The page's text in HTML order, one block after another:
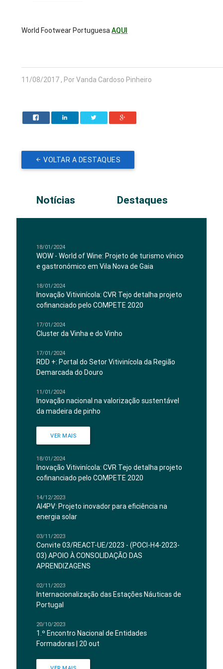
World Footwear PortuguesaAQUI
11/08/2017 , Por Vanda Cardoso Pinheiro
VOLTAR A DESTAQUES
Notícias Destaques
18/01/2024
WOW - World of Wine: Projeto de turismo vínico
e gastronómico em Vila Nova de Gaia
18/01/2024
Inovação Vitivinícola: CVR Tejo detalha projeto
cofinanciado pelo COMPETE 2020
17/01/2024
Cluster da Vinha e do Vinho
17/01/2024
RDD +: Portal do Setor Vitivinícola da Região
Demarcada do Douro
11/01/2024
Inovação nacional na valorização sustentável
da madeira de pinho
VER MAIS
18/01/2024
Inovação Vitivinícola: CVR Tejo detalha projeto
cofinanciado pelo COMPETE 2020
14/12/2023
AI4PV: Projeto inovador para eficiência na
energia solar
03/11/2023
Convite 03/REACT-UE/2023 - (POCI-H4-2023-
03) APOIO À CONSOLIDAÇÃO DAS
APRENDIZAGENS
02/11/2023
Internacionalização das Estações Náuticas de
Portugal
20/10/2023
1.º Encontro Nacional de Entidades
Formadoras | 20 out